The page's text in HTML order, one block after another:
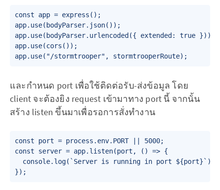
const app = express();
app.use(bodyParser.json());
app.use(bodyParser.urlencoded({ extended: true }));
app.use(cors());
และกำหนด port เพื่อใช้ติดต่อรับ-ส่งข้อมูล โดย
client จะต้องยิง request เข้ามาทาง port นี้ จากนั้น
สร้าง listen ขึ้นมาเพื่อรอการสั่งทำงาน
const port = process.env.PORT || 5000;
const server = app.listen(port, () => {
  console.log(`Server is running in port ${port}`);